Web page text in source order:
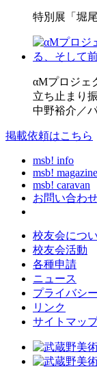
特別展「堀
αMプロジェ
立ち止まり
中野裕介／
掲載依頼はこちら
msb! info
msb! magazine
msb! caravan
お問い合わ
校友会につ
校友会活動
各種申請
ニュース
プライバシ
リンク
サイトマッ